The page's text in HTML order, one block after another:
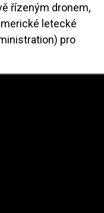
řízeným dronem,
letecké
pro